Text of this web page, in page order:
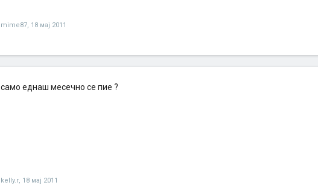
mime87, 18 мај 2011
само еднаш месечно се пие ?
kelly.r, 18 мај 2011